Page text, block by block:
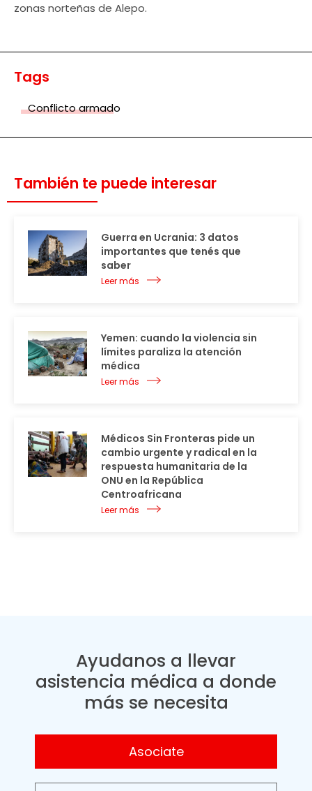
zonas norteñas de Alepo.
Tags
Conflicto armado
También te puede interesar
Guerra en Ucrania: 3 datos
importantes que tenés que
saber
Leer más
Yemen: cuando la violencia sin
límites paraliza la atención
médica
Leer más
Médicos Sin Fronteras pide un
cambio urgente y radical en la
respuesta humanitaria de la
ONU en la República
Centroafricana
Leer más
Ayudanos a llevar
asistencia médica a donde
más se necesita
Asociate